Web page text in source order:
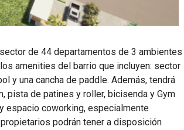
de 44 departamentos de 3 ambientes
amenities del barrio que incluyen: sector
y una cancha de paddle. Además, tendrá
pista de patines y roller, bicisenda y Gym
espacio coworking, especialmente
podrán tener a disposición